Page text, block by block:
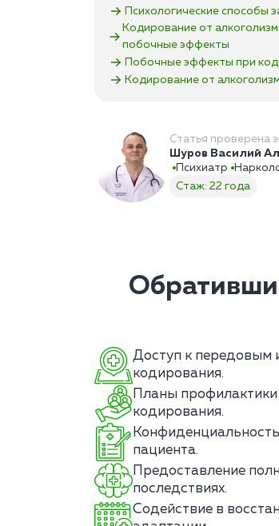
Психологические способы
Кодирование от
побочные эффекты
Побочные эффекты при
Кодирование от
Статья проверена
Шуров Василий
Психиатр
Стаж: 22 года
Доступ к передовым
кодирования.
Планы
кодирования.
пациента.
Предоставление
последствиях.
Содействие в